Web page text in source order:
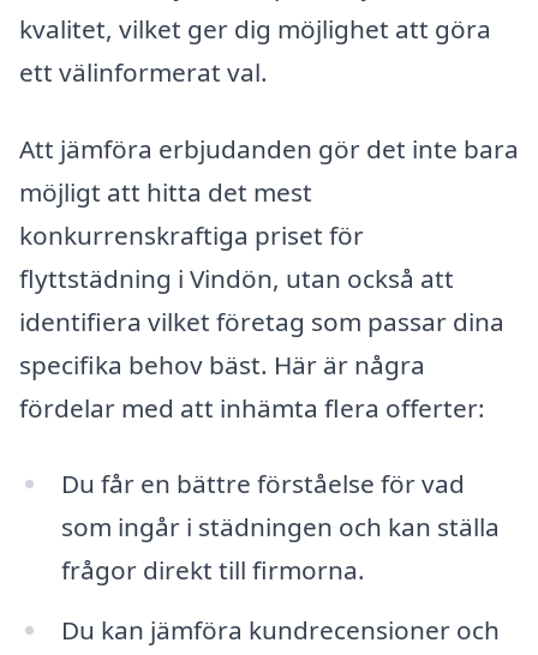
kvalitet, vilket ger dig möjlighet att göra
ett välinformerat val.
Att jämföra erbjudanden gör det inte bara
möjligt att hitta det mest
konkurrenskraftiga priset för
flyttstädning i Vindön, utan också att
identifiera vilket företag som passar dina
specifika behov bäst. Här är några
fördelar med att inhämta flera offerter:
Du får en bättre förståelse för vad
som ingår i städningen och kan ställa
frågor direkt till firmorna.
Du kan jämföra kundrecensioner och